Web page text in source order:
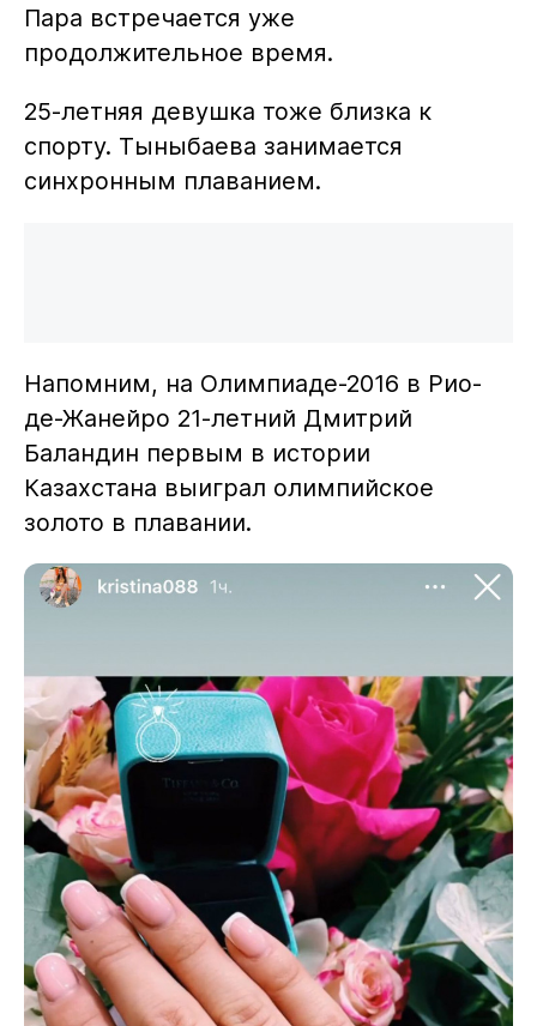
Пара встречается уже
продолжительное время.
25-летняя девушка тоже близка к
спорту. Тыныбаева занимается
синхронным плаванием.
Напомним, на Олимпиаде-2016 в Рио-
де-Жанейро 21-летний Дмитрий
Баландин первым в истории
Казахстана выиграл олимпийское
золото в плавании.